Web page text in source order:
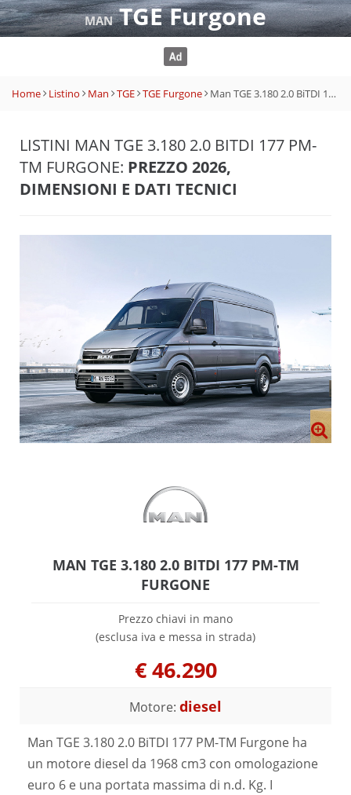
MANTGE Furgone
Home Listino Man TGE TGE Furgone Man TGE 3.180 2.0 BiTDI 177 PM-TM Furgone
LISTINI MAN TGE 3.180 2.0 BITDI 177 PM-
TM FURGONE: PREZZO 2026,
DIMENSIONI E DATI TECNICI
MAN TGE 3.180 2.0 BITDI 177 PM-TM
FURGONE
Prezzo chiavi in mano
(esclusa iva e messa in strada)
€46.290
Motore: diesel
Man TGE 3.180 2.0 BiTDI 177 PM-TM Furgone ha
un motore diesel da 1968 cm3 con omologazione
euro 6 e una portata massima di n.d. Kg. I